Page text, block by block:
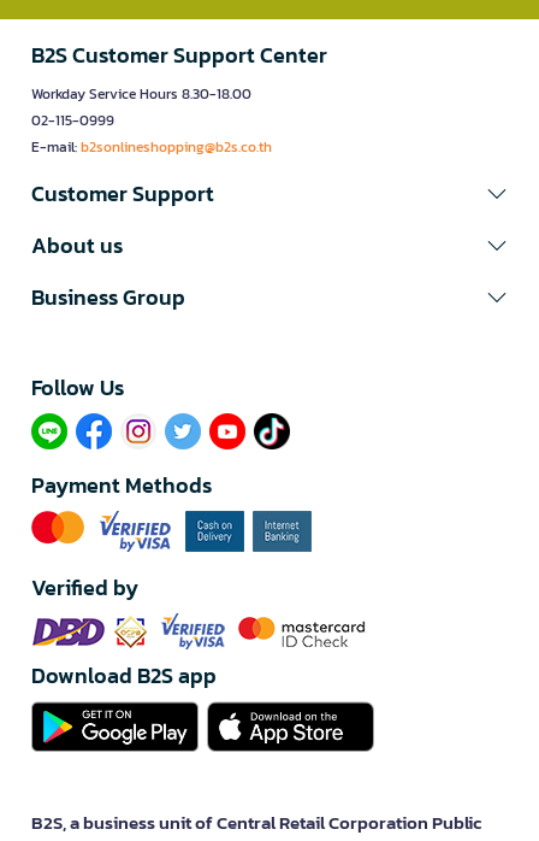
B2S Customer Support Center
Workday Service Hours 8.30-18.00
02-115-0999
E-mail:b2sonlineshopping@b2s.co.th
Customer Support
About us
Business Group
Follow Us​
Payment Methods
Verified by
Download B2S app
B2S, a business unit of Central Retail Corporation Public